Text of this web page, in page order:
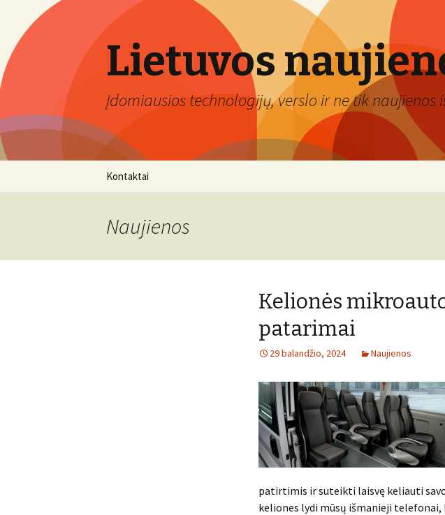
Lietuvos
Įdomiausios technologijų, verslo ir ne tik naujienos
Kontaktai
Naujienos
Kelionės
patarimai
29 balandžio, 2024 Naujienos
patirtimis ir suteikti laisvę keliauti
keliones lydi mūsų išmanieji